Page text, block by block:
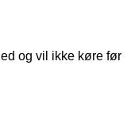
og vil ikke køre før